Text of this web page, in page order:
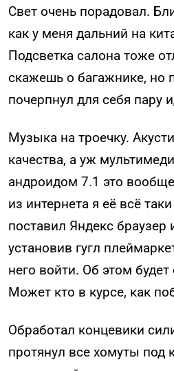
Свет очень порадовал.
как у меня дальний на
Подсветка салона тоже
скажешь о багажнике, но
почерпнул для себя пару
Музыка на троечку.
качества, а уж
андроидом 7.1 это
из интернета я её всё
поставил Яндекс браузер
установив гугл
него войти. Об этом
Может кто в курсе, как
Обработал концевики
протянул все хомуты под